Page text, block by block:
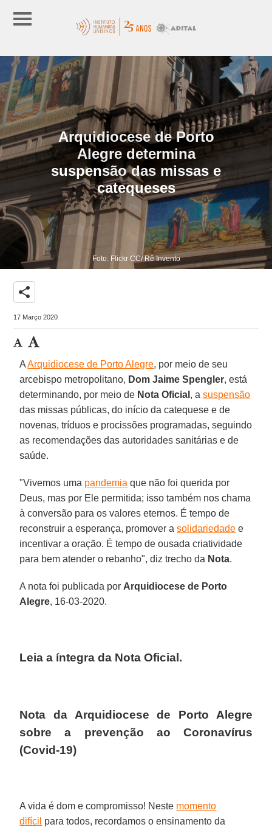
Arquidiocese de Porto
Alegre determina
suspensão das missas e
catequeses
Foto: Flickr CC/ Rê Invento
share
17 Março 2020
AArquidiocese de Porto Alegre, por meio de seu
arcebispo metropolitano, Dom Jaime Spengler, está
determinando, por meio de Nota Oficial , asuspensão
das missas públicas, do início da catequese e de
novenas, tríduos e procissões programadas, seguindo
as recomendações das autoridades sanitárias e de
saúde.
"Vivemos uma pandemia que não foi querida por
Deus, mas por Ele permitida; isso também nos chama
à conversão para os valores eternos. É tempo de
reconstruir a esperança, promover asolidariedade e
incentivar a oração. É tempo de ousada criatividade
para bem atender o rebanho", diz trecho da Nota.
A nota foi publicada por Arquidiocese de Porto
Alegre, 16-03-2020.
Leia a íntegra da Nota Oficial.
Nota da Arquidiocese de Porto Alegre
sobre a prevenção ao Coronavírus
(Covid-19)
A vida é dom e compromisso! Neste momento
difícil para todos, recordamos o ensinamento da